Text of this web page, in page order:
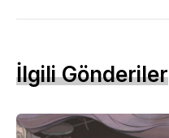
İlgili Gönderiler